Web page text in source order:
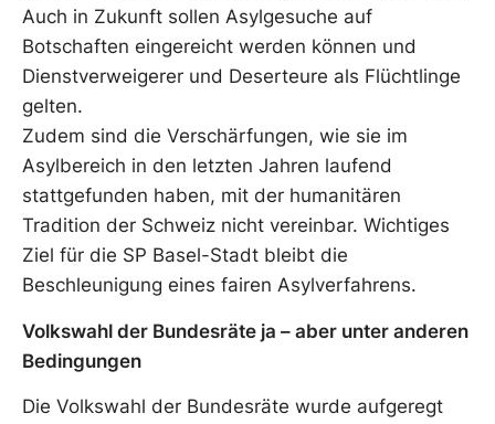
Auch in Zukunft sollen Asylgesuche auf
Botschaften eingereicht werden können und
Dienstverweigerer und Deserteure als Flüchtlinge
gelten.
Zudem sind die Verschärfungen, wie sie im
Asylbereich in den letzten Jahren laufend
stattgefunden haben, mit der humanitären
Tradition der Schweiz nicht vereinbar. Wichtiges
Ziel für die SP Basel-Stadt bleibt die
Beschleunigung eines fairen Asylverfahrens.
Volkswahl der Bundesräte ja – aber unter anderen
Bedingungen
Die Volkswahl der Bundesräte wurde aufgeregt